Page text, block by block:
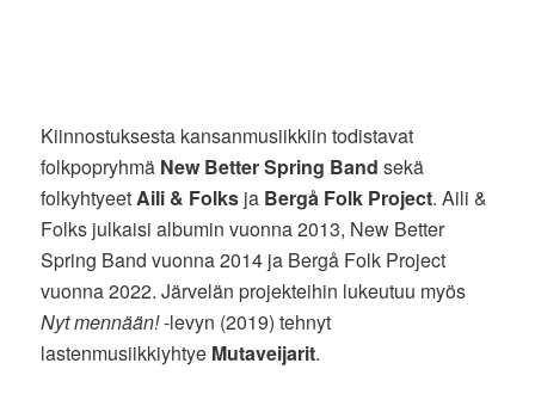
Kiinnostuksesta kansanmusiikkiin todistavat
folkpopryhmä New Better Spring Band sekä
folkyhtyeetAili & Folks ja Bergå Folk Project. Aili &
Folks julkaisi albumin vuonna 2013, New Better
Spring Band vuonna 2014 ja Bergå Folk Project
vuonna 2022. Järvelän projekteihin lukeutuu myös
Nyt mennään!-levyn (2019) tehnyt
lastenmusiikkiyhtye Mutaveijarit.